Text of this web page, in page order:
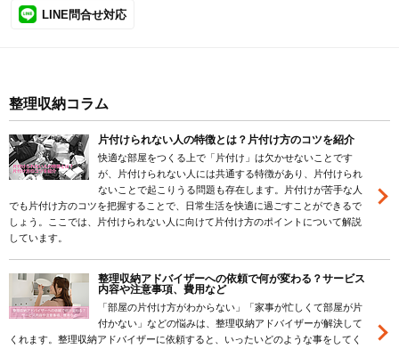
LINE問合せ対応
整理収納コラム
片付けられない人の特徴とは？片付け方のコツを紹介
快適な部屋をつくる上で「片付け」は欠かせないことです
が、片付けられない人には共通する特徴があり、片付けられ
ないことで起こりうる問題も存在します。片付けが苦手な人
でも片付け方のコツを把握することで、日常生活を快適に過ごすことができるで
しょう。ここでは、片付けられない人に向けて片付け方のポイントについて解説
しています。
整理収納アドバイザーへの依頼で何が変わる？サービス
内容や注意事項、費用など
「部屋の片付け方がわからない」「家事が忙しくて部屋が片
付かない」などの悩みは、整理収納アドバイザーが解決して
くれます。整理収納アドバイザーに依頼すると、いったいどのような事をしてく